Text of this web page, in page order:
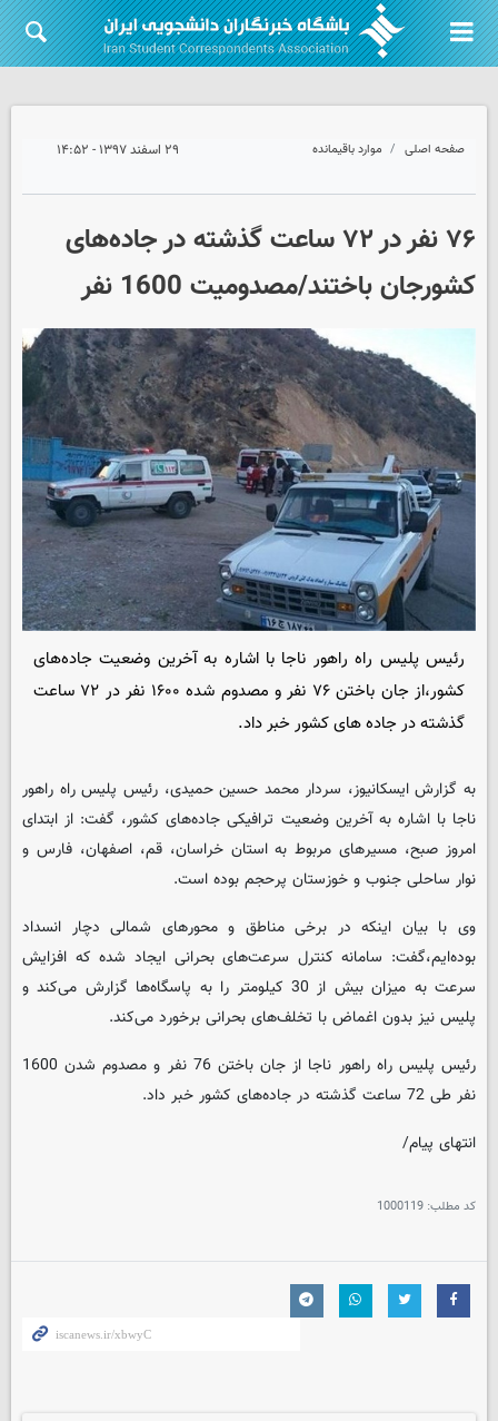
صفحه اصلی موارد باقیمانده ۲۹ اسفند ۱۳۹۷ - ۱۴:۵۲
۷۶ نفر در ۷۲ ساعت گذشته در جاده‌های
کشورجان باختند/مصدومیت 1600 نفر
رئیس پلیس راه راهور ناجا با اشاره به آخرین وضعیت جاده‌های
کشور،از جان باختن ۷۶ نفر و مصدوم شده ۱۶۰۰ نفر در ۷۲ ساعت
گذشته در جاده های کشور خبر داد.
به گزارش ایسکانیوز، سردار محمد حسین حمیدی، رئیس پلیس راه راهور
ناجا با اشاره به آخرین وضعیت ترافیکی جاده‌های کشور، گفت: از ابتدای
امروز صبح، مسیرهای مربوط به استان خراسان، قم، اصفهان، فارس و
نوار ساحلی جنوب و خوزستان پرحجم بوده است.
وی با بیان اینکه در برخی مناطق و محورهای شمالی دچار انسداد
بوده‌ایم،گفت: سامانه کنترل سرعت‌های بحرانی ایجاد شده که افزایش
سرعت به میزان بیش از 30 کیلومتر را به پاسگاه‌ها گزارش می‌کند و
پلیس نیز بدون اغماض با تخلف‌های بحرانی برخورد می‌کند.
رئیس پلیس راه راهور ناجا از جان باختن 76 نفر و مصدوم شدن 1600
نفر طی 72 ساعت گذشته در جاده‌های کشور خبر داد.
انتهای پیام/
کد مطلب: 1000119